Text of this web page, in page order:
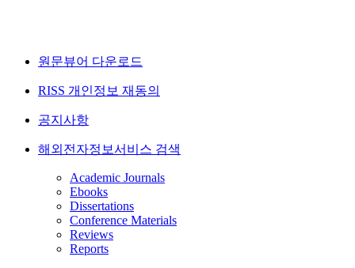
원문뷰어 다운로드
RISS 개인정보 재동의
공지사항
해외전자정보서비스 검색
Academic Journals
Ebooks
Dissertations
Conference Materials
Reviews
Reports